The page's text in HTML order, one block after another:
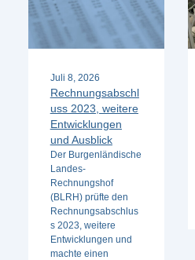
Juli 8, 2026
Rechnungsabschl
uss 2023, weitere
Entwicklungen
und Ausblick
Der Burgenländische
Landes-
Rechnungshof
(BLRH) prüfte den
Rechnungsabschlus
s 2023, weitere
Entwicklungen und
machte einen